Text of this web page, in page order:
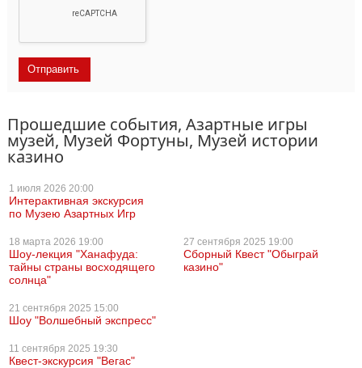
Прошедшие события, Азартные игры
музей, Музей Фортуны, Музей истории
казино
1 июля 2026 20:00
Интерактивная экскурсия
по Музею Азартных Игр
18 марта 2026 19:00
Шоу-лекция "Ханафуда:
тайны страны восходящего
солнца"
27 сентября 2025 19:00
Сборный Квест "Обыграй
казино"
21 сентября 2025 15:00
Шоу "Волшебный экспресс"
11 сентября 2025 19:30
Квест-экскурсия "Вегас"